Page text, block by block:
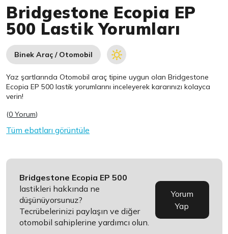
Bridgestone Ecopia EP
500 Lastik Yorumları
Binek Araç / Otomobil
Yaz şartlarında Otomobil araç tipine uygun olanBridgestone
Ecopia EP 500 lastik yorumlarını inceleyerek kararınızı kolayca
verin!
(0 Yorum)
Tüm ebatları görüntüle
Bridgestone Ecopia EP 500
lastikleri hakkında ne
düşünüyorsunuz?
Tecrübelerinizi paylaşın ve diğer
otomobil sahiplerine yardımcı olun.
Yorum
Yap